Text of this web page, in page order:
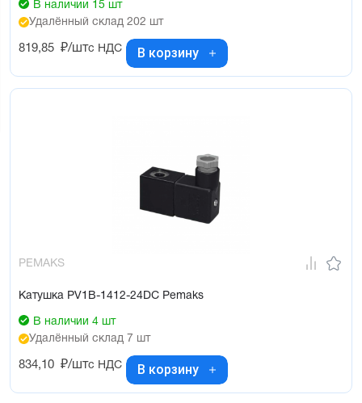
В наличии 15 шт
Удалённый склад 202 шт
819,85 ₽/штс НДС В корзину
PEMAKS
Катушка PV1B-1412-24DC Pemaks
В наличии 4 шт
Удалённый склад 7 шт
834,10 ₽/штс НДС В корзину